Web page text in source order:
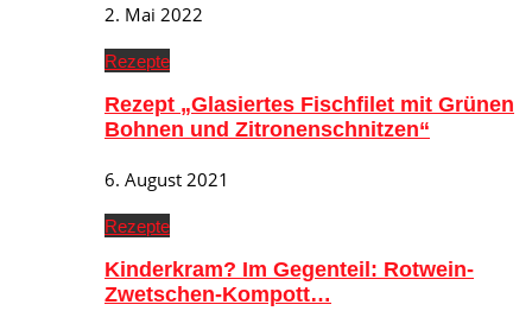
2. Mai 2022
Rezepte
Rezept „Glasiertes Fischfilet mit Grünen
Bohnen und Zitronenschnitzen“
6. August 2021
Rezepte
Kinderkram? Im Gegenteil: Rotwein-
Zwetschen-Kompott…